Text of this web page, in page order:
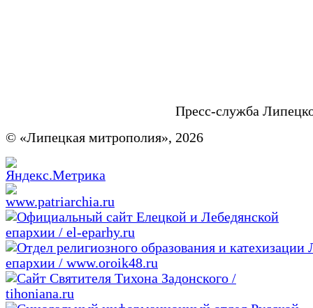
Пресс-служба
© «Липецкая митрополия», 2026